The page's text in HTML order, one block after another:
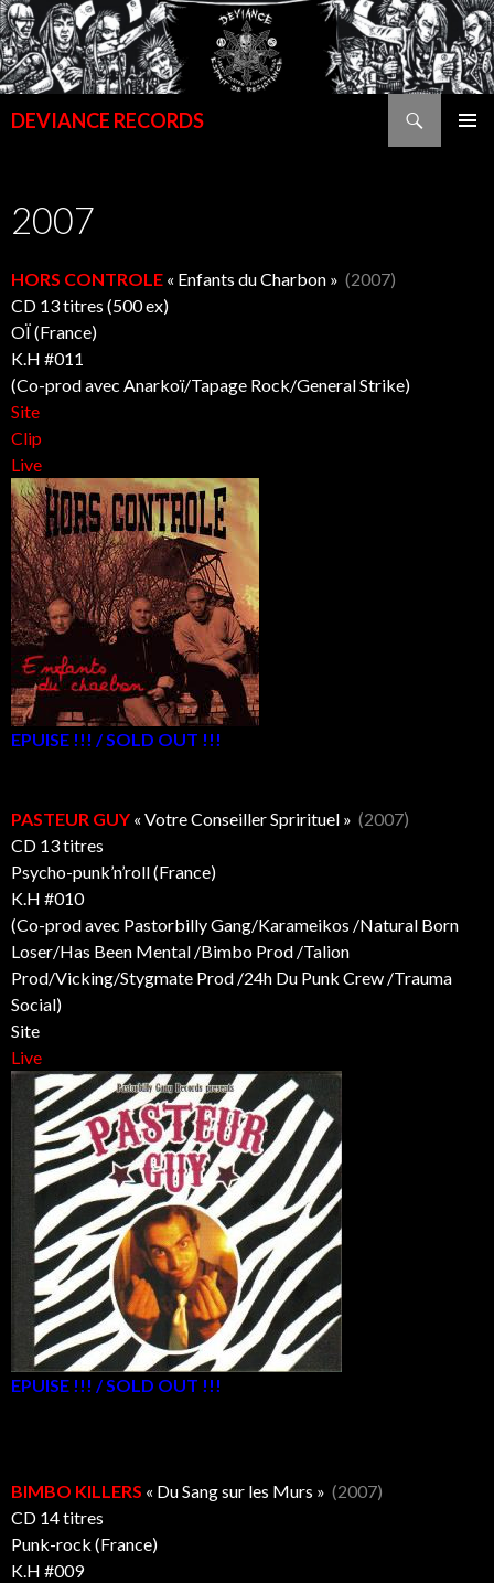
DEVIANCE RECORDS
PRINCIPAL
2007
HORS CONTROLE « Enfants du Charbon » (2007)
CD 13 titres (500 ex)
OÏ (France)
K.H #011
(Co-prod avec Anarkoï/Tapage Rock/General Strike)
Site
Clip
Live
EPUISE !!! / SOLD OUT !!!
PASTEUR GUY « Votre Conseiller Sprirituel » (2007)
CD 13 titres
Psycho-punk’n’roll (France)
K.H #010
(Co-prod avec Pastorbilly Gang/‎Karameikos /Natural Born
Loser/Has Been Mental ‎/Bimbo Prod /Talion
Prod/Vicking/Stygmate Prod /24h Du Punk Crew /Trauma
Social)
Site
Live
EPUISE !!! / SOLD OUT !!!
BIMBO KILLERS « Du Sang sur les Murs » (2007)
CD 14 titres
Punk-rock (France)
K.H #009